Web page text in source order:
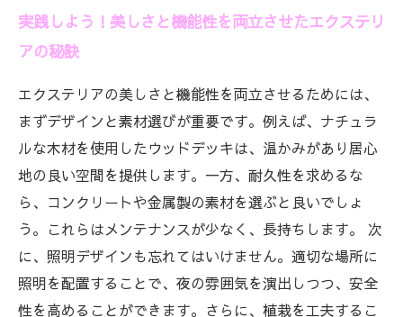
実践しよう！美しさと機能性を両立させたエクステリ
アの秘訣
エクステリアの美しさと機能性を両立させるためには、
まずデザインと素材選びが重要です。例えば、ナチュラ
ルな木材を使用したウッドデッキは、温かみがあり居心
地の良い空間を提供します。一方、耐久性を求めるな
ら、コンクリートや金属製の素材を選ぶと良いでしょ
う。これらはメンテナンスが少なく、長持ちします。 次
に、照明デザインも忘れてはいけません。適切な場所に
照明を配置することで、夜の雰囲気を演出しつつ、安全
性を高めることができます。さらに、植栽を工夫するこ